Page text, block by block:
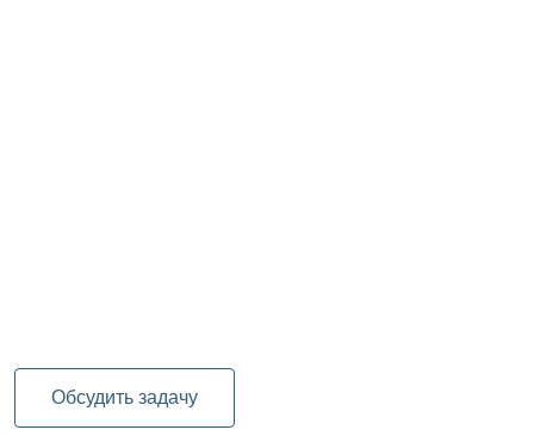
Обсудить задачу